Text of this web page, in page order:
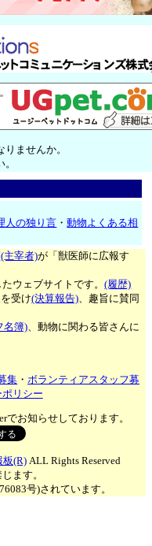
ませんか。
人の独り言 ・動物よくある相
(主宰者)が「獣医師に広報す
ウェブサイトです。(履歴)
受け(決算報告)、趣旨に賛同
名簿)、動物に関わる皆さんに
集 ・ボランティアスタッフ募
リシー
お知らせしております。
板(R)ALL Rights Reserved
ます。
号)されています。